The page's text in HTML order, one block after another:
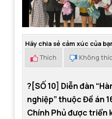
Hãy chia sẻ cảm xúc của
Thích
Không
?[SỐ 10] Diễn đàn
nghiệp” thuộc Đề án
Chính Phủ được triển